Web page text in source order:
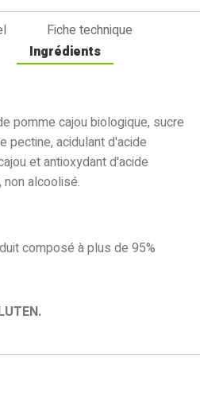
Fiche technique
Ingrédients
pomme cajou biologique, sucre
pectine, acidulant d'acide
et antioxydant d'acide
alcoolisé.
composé à plus de 95%